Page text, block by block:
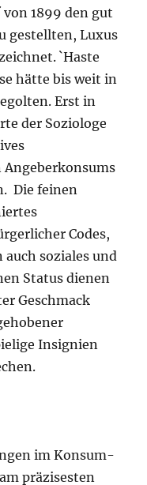
von 1899 den gut
gestellten, Luxus
`Haste
hätte bis weit in
Erst in
der Soziologe
Die feinen
Codes,
soziales und
Status dienen
Geschmack
Insignien
im Konsum-
präzisesten